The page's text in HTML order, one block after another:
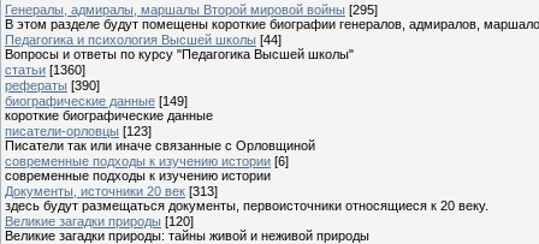
Генералы, адмиралы, маршалы Второй мировой войны [295]
В этом разделе будут помещены короткие биографии генералов, адмиралов,
Педагогика и психология Высшей школы [44]
Вопросы и ответы по курсу "Педагогика Высшей школы"
статьи [1360]
рефераты [390]
биографические данные [149]
короткие биографические данные
писатели-орловцы [123]
Писатели так или иначе связанные с Орловщиной
современные подходы к изучению истории [6]
современные подходы к изучению истории
Документы, источники 20 век [313]
здесь будут размещаться документы, первоисточники относящиеся к 20 веку.
Великие загадки природы [120]
Великие загадки природы: тайны живой и неживой природы